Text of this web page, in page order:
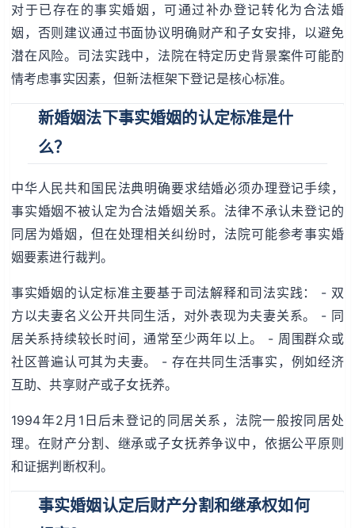
对于已存在的事实婚姻，可通过补办登记转化为合法婚
姻，否则建议通过书面协议明确财产和子女安排，以避免
潜在风险。司法实践中，法院在特定历史背景案件可能酌
情考虑事实因素，但新法框架下登记是核心标准。
新婚姻法下事实婚姻的认定标准是什
么？
中华人民共和国民法典明确要求结婚必须办理登记手续，
事实婚姻不被认定为合法婚姻关系。法律不承认未登记的
同居为婚姻，但在处理相关纠纷时，法院可能参考事实婚
姻要素进行裁判。
事实婚姻的认定标准主要基于司法解释和司法实践： - 双
方以夫妻名义公开共同生活，对外表现为夫妻关系。 - 同
居关系持续较长时间，通常至少两年以上。 - 周围群众或
社区普遍认可其为夫妻。 - 存在共同生活事实，例如经济
互助、共享财产或子女抚养。
1994年2月1日后未登记的同居关系，法院一般按同居处
理。在财产分割、继承或子女抚养争议中，依据公平原则
和证据判断权利。
事实婚姻认定后财产分割和继承权如何